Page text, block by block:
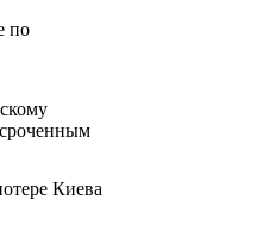
по
Киева